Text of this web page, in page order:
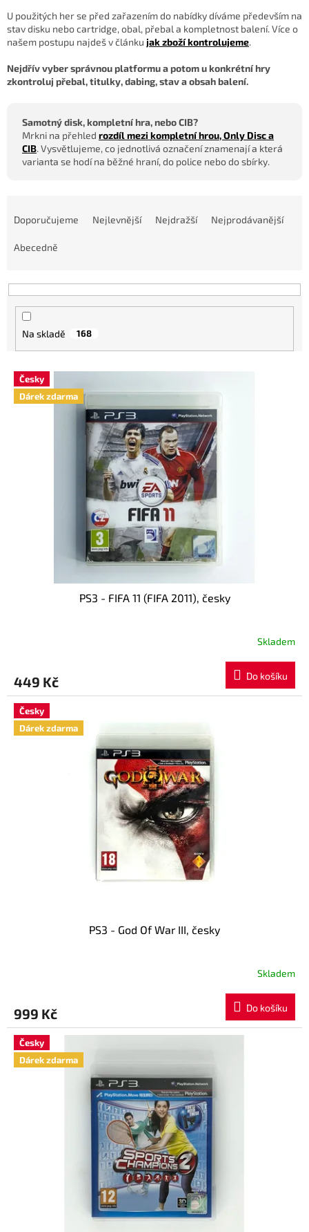
U použitých her se před zařazením do nabídky díváme především na
stav disku nebo cartridge, obal, přebal a kompletnost balení. Více o
našem postupu najdeš v článku jak zboží kontrolujeme.
Nejdřív vyber správnou platformu a potom u konkrétní hry
zkontroluj přebal, titulky, dabing, stav a obsah balení.
Samotný disk, kompletní hra, nebo CIB?
Mrkni na přehled rozdíl mezi kompletní hrou, Only Disc a
CIB. Vysvětlujeme, co jednotlivá označení znamenají a která
varianta se hodí na běžné hraní, do police nebo do sbírky.
p
Doporučujeme Nejlevnější Nejdražší Nejprodávanější
Abecedně
Na skladě 168
V
p
Česky
Dárek zdarma
PS3 - FIFA 11 (FIFA 2011), česky
Skladem
449 Kč Do košíku
Česky
Dárek zdarma
PS3 - God Of War III, česky
Skladem
999 Kč Do košíku
Česky
Dárek zdarma